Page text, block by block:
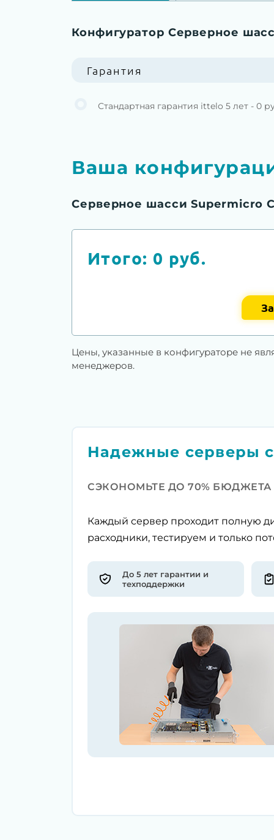
Конфигуратор Серверное
Гарантия
Стандартная гарантия ittelo 5 лет - 0
Ваша
Серверное шасси Supermicro
Итого: 0 руб.
Цены, указанные в конфигураторе не
менеджеров.
Надежные серверы
СЭКОНОМЬТЕ ДО 70% БЮДЖЕТА
Каждый сервер проходит полную
расходники, тестируем и только
До 5 лет гарантии и
техподдержки